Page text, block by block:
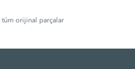
tüm orijinal parçalar